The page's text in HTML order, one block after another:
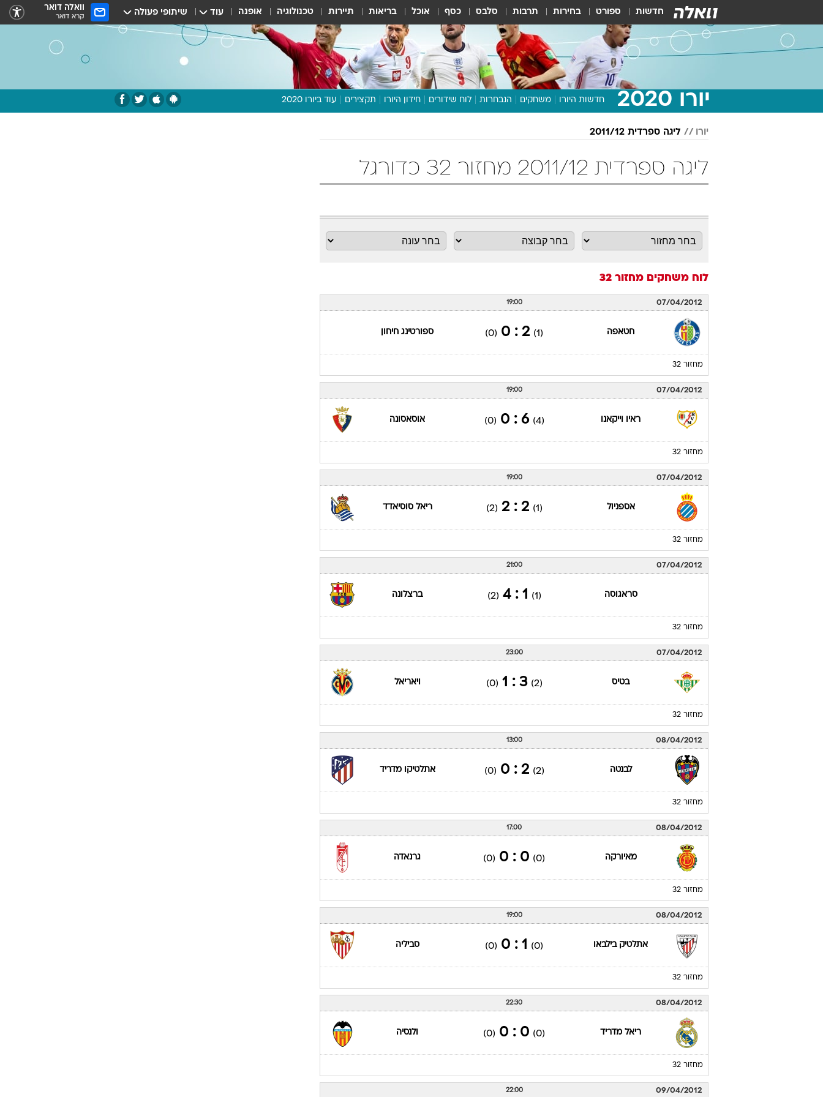
חדשות ספורט בחירות תרבות סלבס כסף אוכל בריאות תיירות טכנולוגיה אופנה עוד שיתופי פעולה וואלה דואר
קרא דואר
יורו 2020 חדשות היורו משחקים הנבחרות לוח שידורים חידון היורו תקצירים עוד ביורו 2020
תכנית היורו
יורו ליגה ספרדית 2011/12
ליגה ספרדית 2011/12 מחזור 32 כדורגל
לוח משחקים מחזור 32
07/04/2012
19:00
חטאפה (1)
2 : 0
(0) ספורטינג חיחון
מחזור 32
07/04/2012
19:00
ראיו וייקאנו (4)
6 : 0
(0) אוסאסונה
מחזור 32
07/04/2012
19:00
אספניול (1)
2 : 2
(2) ריאל סוסיאדד
מחזור 32
07/04/2012
21:00
סראגוסה (1)
1 : 4
(2) ברצלונה
מחזור 32
07/04/2012
23:00
בטיס (2)
3 : 1
(0) ויאריאל
מחזור 32
08/04/2012
13:00
לבנטה (2)
2 : 0
(0) אתלטיקו מדריד
מחזור 32
08/04/2012
17:00
מאיורקה (0)
0 : 0
(0) גרנאדה
מחזור 32
08/04/2012
19:00
אתלטיק בילבאו (0)
1 : 0
(0) סביליה
מחזור 32
08/04/2012
22:30
ריאל מדריד (0)
0 : 0
(0) ולנסיה
מחזור 32
09/04/2012
22:00